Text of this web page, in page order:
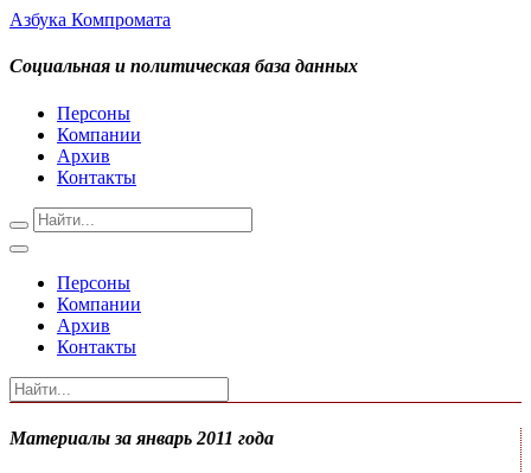
Азбука Компромата
Социальная и политическая база данных
Персоны
Компании
Архив
Контакты
Персоны
Компании
Архив
Контакты
Материалы за январь 2011 года